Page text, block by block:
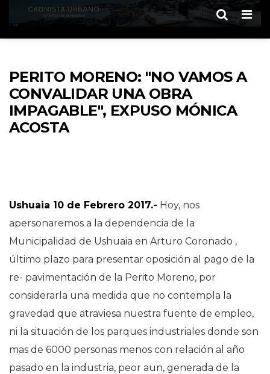
PERITO MORENO: "NO VAMOS A
CONVALIDAR UNA OBRA
IMPAGABLE", EXPUSO MÓNICA
ACOSTA
Ushuaia 10 de Febrero 2017.- Hoy, nos
apersonaremos a la dependencia de la
Municipalidad de Ushuaia en Arturo Coronado ,
último plazo para presentar oposición al pago de la
re- pavimentación de la Perito Moreno, por
considerarla una medida que no contempla la
gravedad que atraviesa nuestra fuente de empleo,
ni la situación de los parques industriales donde son
mas de 6000 personas menos con relación al año
pasado en la industria, peor aun, generada de la